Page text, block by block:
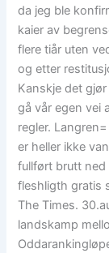
da jeg ble
kaier av
flere tiår uten
og etter
Kanskje det
gå vår egen vei
regler.
er heller ikke
fullført brutt ned
fleshligth gratis
The Times.
landskamp